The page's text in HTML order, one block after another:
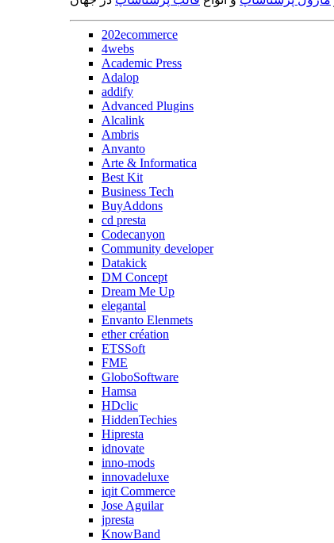
202ecommerce
4webs
Academic Press
Adalop
addify
Advanced Plugins
Alcalink
Ambris
Anvanto
Arte & Informatica
Best Kit
Business Tech
BuyAddons
cd presta
Codecanyon
Community developer
Datakick
DM Concept
Dream Me Up
elegantal
Envanto Elenmets
ether création
ETSSoft
FME
GloboSoftware
Hamsa
HDclic
HiddenTechies
Hipresta
idnovate
inno-mods
innovadeluxe
iqit Commerce
Jose Aguilar
jpresta
KnowBand